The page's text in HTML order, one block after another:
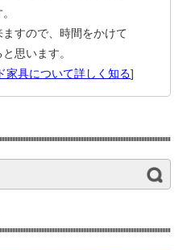
すので、時間をかけて
思います。
家具について詳しく知る]